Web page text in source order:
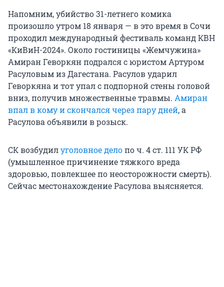
Напомним, убийство 31-летнего комика
произошло утром 18 января — в это время в Сочи
проходил международный фестиваль команд КВН
«КиВиН-2024». Около гостиницы «Жемчужина»
Амиран Геворкян подрался с юристом Артуром
Расуловым из Дагестана. Расулов ударил
Геворкяна и тот упал с подпорной стены головой
вниз, получив множественные травмы. Амиран
впал в кому и скончался через пару дней, а
Расулова объявили в розыск.
СК возбудилуголовное делопо ч. 4 ст. 111 УК РФ
(умышленное причинение тяжкого вреда
здоровью, повлекшее по неосторожности смерть).
Сейчас местонахождение Расулова выясняется.